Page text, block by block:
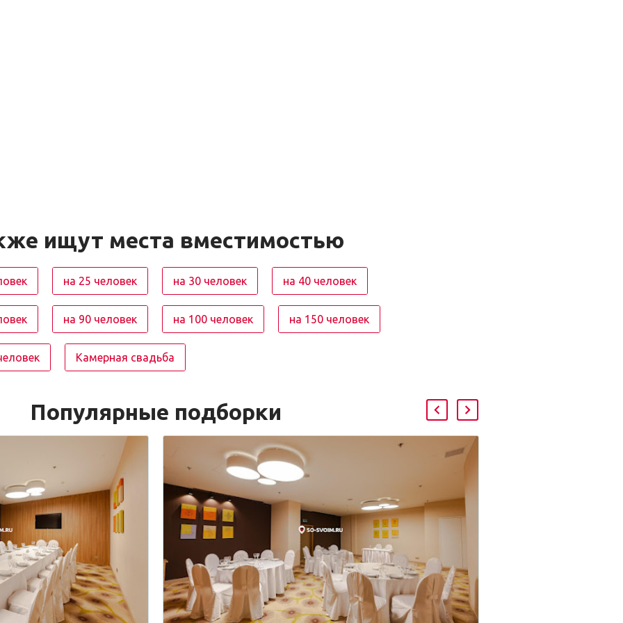
ищут места вместимостью
на 25 человек на 30 человек на 40 человек
на 90 человек на 100 человек на 150 человек
Камерная свадьба
Популярные подборки